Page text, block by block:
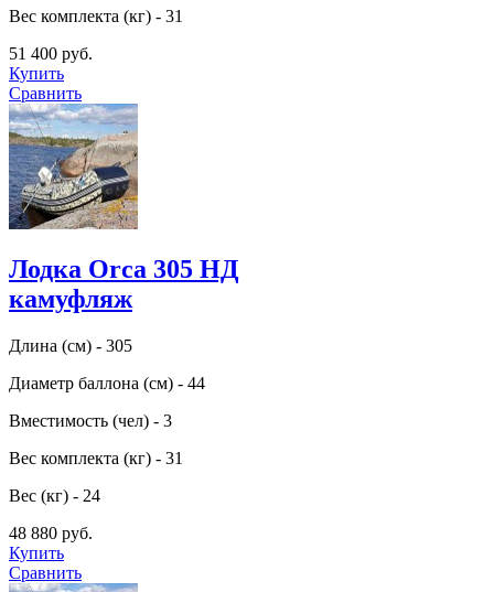
Вес комплекта (кг) - 31
51 400 руб.
Купить
Сравнить
Лодка Orca 305 НД
камуфляж
Длина (см) - 305
Диаметр баллона (см) - 44
Вместимость (чел) - 3
Вес комплекта (кг) - 31
Вес (кг) - 24
48 880 руб.
Купить
Сравнить